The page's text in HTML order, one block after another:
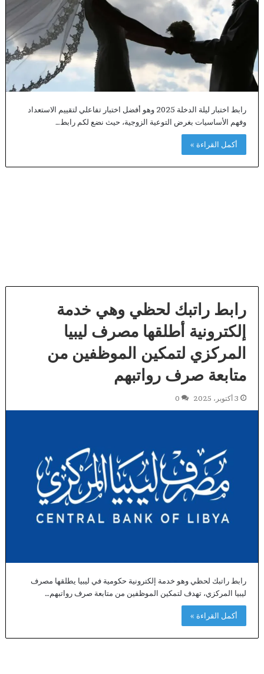
رابط اختبار ليلة الدخلة 2025 وهو أفضل اختبار تفاعلي لتقييم الاستعداد
وفهم الأساسيات بغرض التوعية الزوجية، حيث نضع لكم رابط…
أكمل القراءة »
رابط راتبك لحظي وهي خدمة
إلكترونية أطلقها مصرف ليبيا
المركزي لتمكين الموظفين من
متابعة صرف رواتبهم
3 أكتوبر، 2025 0
رابط راتبك لحظي وهو خدمة إلكترونية حكومية في ليبيا يطلقها مصرف
ليبيا المركزي، تهدف لتمكين الموظفين من متابعة صرف رواتبهم…
أكمل القراءة »